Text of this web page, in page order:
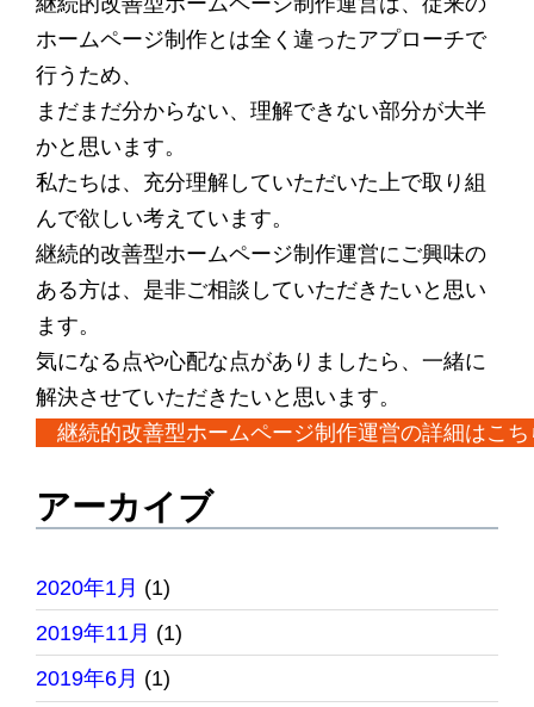
ホームページ制作とは全く違ったアプローチで
行うため、
まだまだ分からない、理解できない部分が大半
かと思います。
私たちは、充分理解していただいた上で取り組
んで欲しい考えています。
継続的改善型ホームページ制作運営にご興味の
ある方は、是非ご相談していただきたいと思い
ます。
気になる点や心配な点がありましたら、一緒に
解決させていただきたいと思います。
継続的改善型ホームページ制作運営の詳細はこ
アーカイブ
2020年1月 (1)
2019年11月 (1)
2019年6月 (1)